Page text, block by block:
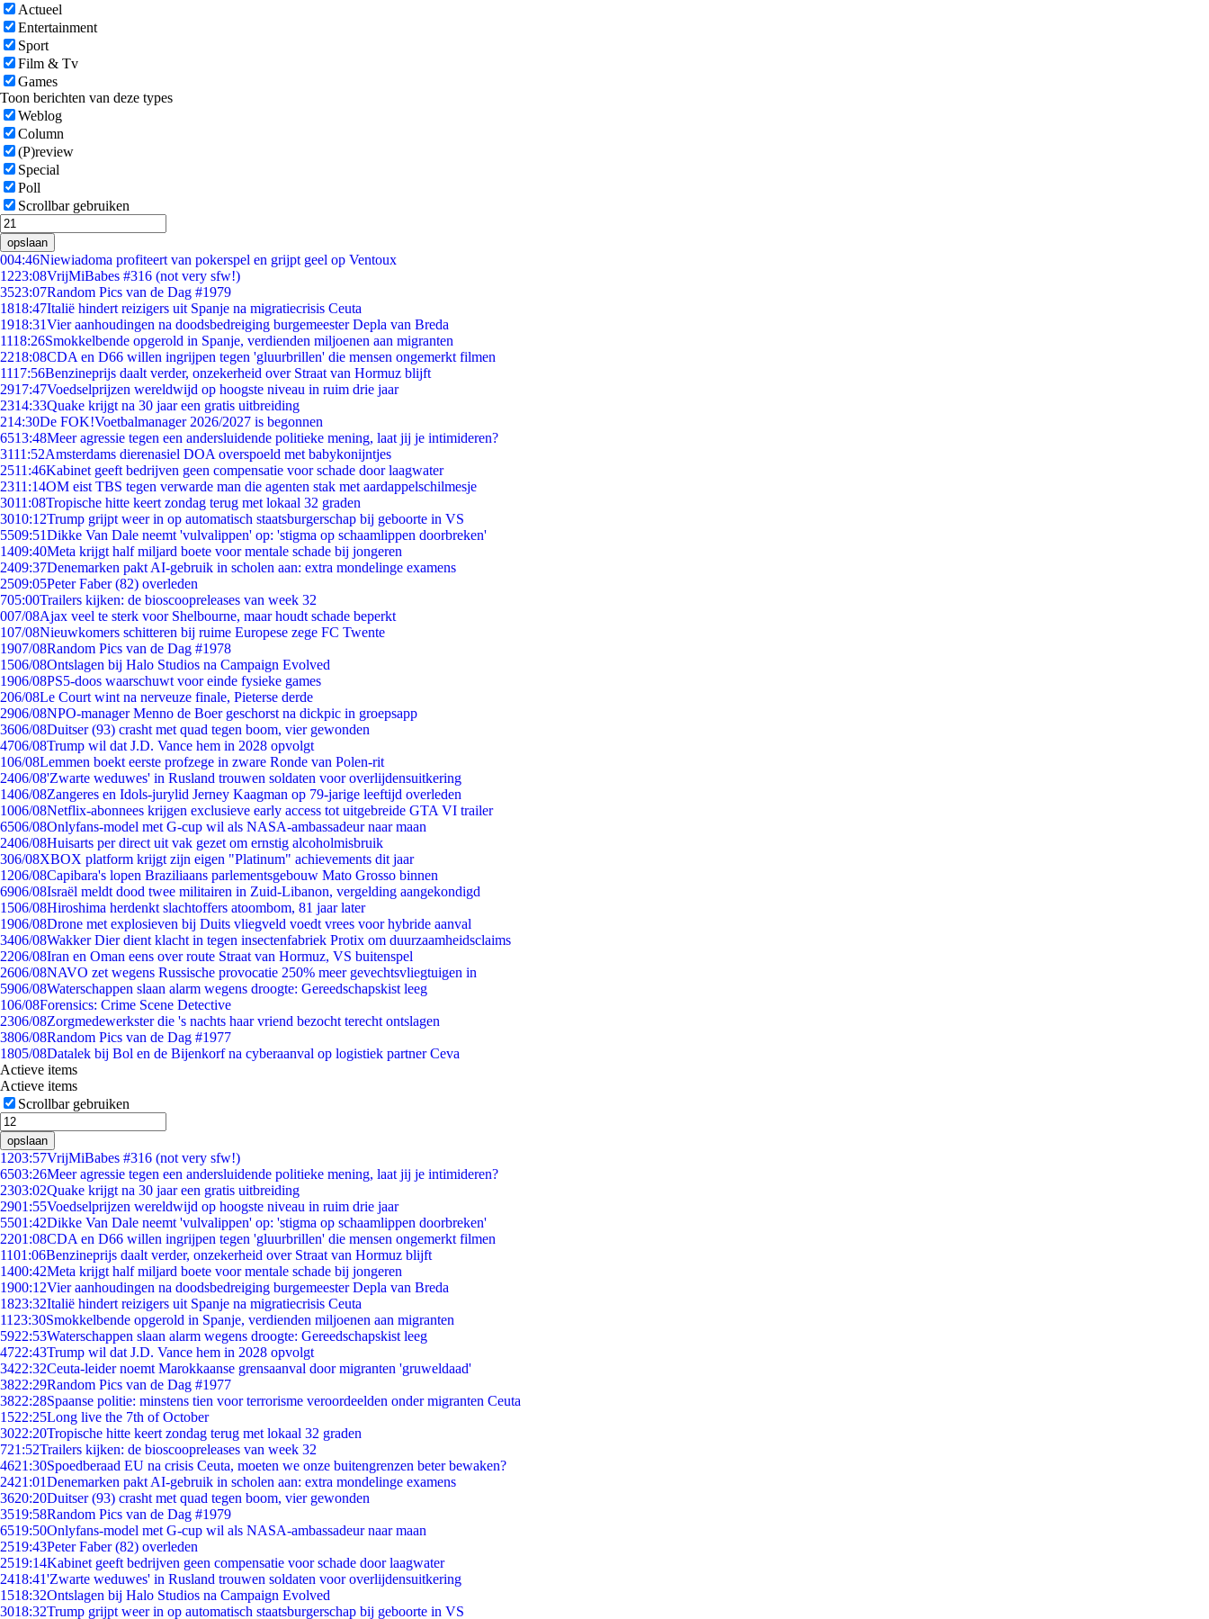
Actueel
Entertainment
Sport
Film & Tv
Games
Toon berichten van deze types
Weblog
Column
(P)review
Special
Poll
Scrollbar gebruiken
opslaan
004:46Niewiadoma profiteert van pokerspel en grijpt geel op Ventoux
1223:08VrijMiBabes #316 (not very sfw!)
3523:07Random Pics van de Dag #1979
1818:47Italië hindert reizigers uit Spanje na migratiecrisis Ceuta
1918:31Vier aanhoudingen na doodsbedreiging burgemeester Depla van Breda
1118:26Smokkelbende opgerold in Spanje, verdienden miljoenen aan migranten
2218:08CDA en D66 willen ingrijpen tegen 'gluurbrillen' die mensen ongemerkt filmen
1117:56Benzineprijs daalt verder, onzekerheid over Straat van Hormuz blijft
2917:47Voedselprijzen wereldwijd op hoogste niveau in ruim drie jaar
2314:33Quake krijgt na 30 jaar een gratis uitbreiding
214:30De FOK!Voetbalmanager 2026/2027 is begonnen
6513:48Meer agressie tegen een andersluidende politieke mening, laat jij je intimideren?
3111:52Amsterdams dierenasiel DOA overspoeld met babykonijntjes
2511:46Kabinet geeft bedrijven geen compensatie voor schade door laagwater
2311:14OM eist TBS tegen verwarde man die agenten stak met aardappelschilmesje
3011:08Tropische hitte keert zondag terug met lokaal 32 graden
3010:12Trump grijpt weer in op automatisch staatsburgerschap bij geboorte in VS
5509:51Dikke Van Dale neemt 'vulvalippen' op: 'stigma op schaamlippen doorbreken'
1409:40Meta krijgt half miljard boete voor mentale schade bij jongeren
2409:37Denemarken pakt AI-gebruik in scholen aan: extra mondelinge examens
2509:05Peter Faber (82) overleden
705:00Trailers kijken: de bioscoopreleases van week 32
007/08Ajax veel te sterk voor Shelbourne, maar houdt schade beperkt
107/08Nieuwkomers schitteren bij ruime Europese zege FC Twente
1907/08Random Pics van de Dag #1978
1506/08Ontslagen bij Halo Studios na Campaign Evolved
1906/08PS5-doos waarschuwt voor einde fysieke games
206/08Le Court wint na nerveuze finale, Pieterse derde
2906/08NPO-manager Menno de Boer geschorst na dickpic in groepsapp
3606/08Duitser (93) crasht met quad tegen boom, vier gewonden
4706/08Trump wil dat J.D. Vance hem in 2028 opvolgt
106/08Lemmen boekt eerste profzege in zware Ronde van Polen-rit
2406/08'Zwarte weduwes' in Rusland trouwen soldaten voor overlijdensuitkering
1406/08Zangeres en Idols-jurylid Jerney Kaagman op 79-jarige leeftijd overleden
1006/08Netflix-abonnees krijgen exclusieve early access tot uitgebreide GTA VI trailer
6506/08Onlyfans-model met G-cup wil als NASA-ambassadeur naar maan
2406/08Huisarts per direct uit vak gezet om ernstig alcoholmisbruik
306/08XBOX platform krijgt zijn eigen "Platinum" achievements dit jaar
1206/08Capibara's lopen Braziliaans parlementsgebouw Mato Grosso binnen
6906/08Israël meldt dood twee militairen in Zuid-Libanon, vergelding aangekondigd
1506/08Hiroshima herdenkt slachtoffers atoombom, 81 jaar later
1906/08Drone met explosieven bij Duits vliegveld voedt vrees voor hybride aanval
3406/08Wakker Dier dient klacht in tegen insectenfabriek Protix om duurzaamheidsclaims
2206/08Iran en Oman eens over route Straat van Hormuz, VS buitenspel
2606/08NAVO zet wegens Russische provocatie 250% meer gevechtsvliegtuigen in
5906/08Waterschappen slaan alarm wegens droogte: Gereedschapskist leeg
106/08Forensics: Crime Scene Detective
2306/08Zorgmedewerkster die 's nachts haar vriend bezocht terecht ontslagen
3806/08Random Pics van de Dag #1977
1805/08Datalek bij Bol en de Bijenkorf na cyberaanval op logistiek partner Ceva
Actieve items
Actieve items
Scrollbar gebruiken
opslaan
1203:57VrijMiBabes #316 (not very sfw!)
6503:26Meer agressie tegen een andersluidende politieke mening, laat jij je intimideren?
2303:02Quake krijgt na 30 jaar een gratis uitbreiding
2901:55Voedselprijzen wereldwijd op hoogste niveau in ruim drie jaar
5501:42Dikke Van Dale neemt 'vulvalippen' op: 'stigma op schaamlippen doorbreken'
2201:08CDA en D66 willen ingrijpen tegen 'gluurbrillen' die mensen ongemerkt filmen
1101:06Benzineprijs daalt verder, onzekerheid over Straat van Hormuz blijft
1400:42Meta krijgt half miljard boete voor mentale schade bij jongeren
1900:12Vier aanhoudingen na doodsbedreiging burgemeester Depla van Breda
1823:32Italië hindert reizigers uit Spanje na migratiecrisis Ceuta
11 23:30Smokkelbende opgerold in Spanje, verdienden miljoenen aan migranten
5922:53Waterschappen slaan alarm wegens droogte: Gereedschapskist leeg
4722:43Trump wil dat J.D. Vance hem in 2028 opvolgt
3422:32Ceuta-leider noemt Marokkaanse grensaanval door migranten 'gruweldaad'
3822:29Random Pics van de Dag #1977
3822:28Spaanse politie: minstens tien voor terrorisme veroordeelden onder migranten Ceuta
1522:25Long live the 7th of October
3022:20Tropische hitte keert zondag terug met lokaal 32 graden
721:52Trailers kijken: de bioscoopreleases van week 32
4621:30Spoedberaad EU na crisis Ceuta, moeten we onze buitengrenzen beter bewaken?
2421:01Denemarken pakt AI-gebruik in scholen aan: extra mondelinge examens
3620:20Duitser (93) crasht met quad tegen boom, vier gewonden
3519:58Random Pics van de Dag #1979
6519:50Onlyfans-model met G-cup wil als NASA-ambassadeur naar maan
2519:43Peter Faber (82) overleden
2519:14Kabinet geeft bedrijven geen compensatie voor schade door laagwater
2418:41'Zwarte weduwes' in Rusland trouwen soldaten voor overlijdensuitkering
1518:32Ontslagen bij Halo Studios na Campaign Evolved
3018:32Trump grijpt weer in op automatisch staatsburgerschap bij geboorte in VS